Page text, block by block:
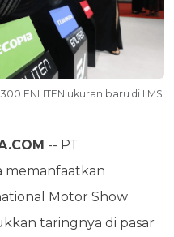
ENLITEN ukuran baru di IIMS
-- PT
memanfaatkan
Motor Show
taringnya di pasar